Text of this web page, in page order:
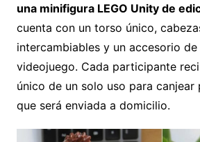
una minifigura LEGO Unity de
cuenta con un torso único,
intercambiables y un accesorio
videojuego. Cada participante
único de un solo uso para canjear
que será enviada a domicilio.